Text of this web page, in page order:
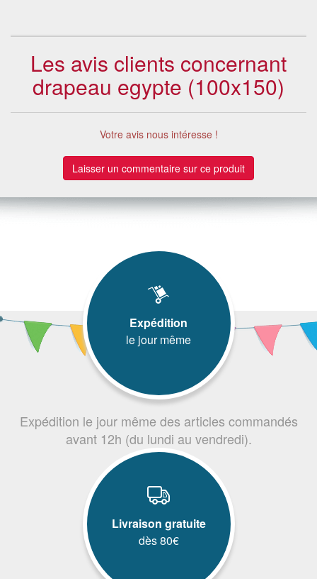
Les avis clients concernant
drapeau egypte (100x150)
Votre avis nous intéresse !
Laisser un commentaire sur ce produit
Expédition
le jour même
Expédition le jour même des articles commandés
avant 12h (du lundi au vendredi).
Livraison gratuite
dès 80€